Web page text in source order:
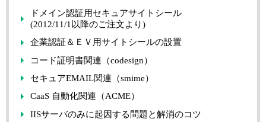
ドメイン認証用セキュアサイトシール
(2012/11/1以降のご注文より)
企業認証＆ＥＶ用サイトシールの設置
コード証明書関連（codesign）
セキュアEMAIL関連（smime）
CaaS 自動化関連（ACME）
IISサーバのみに起因する問題と解消のコツ